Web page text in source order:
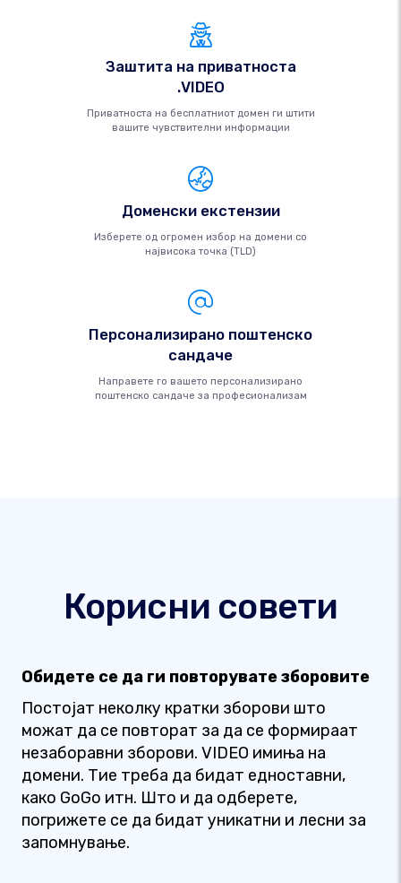
Заштита на приватноста
.VIDEO
Приватноста на бесплатниот домен ги штити
вашите чувствителни информации
Доменски екстензии
Изберете од огромен избор на домени со
највисока точка (TLD)
Персонализирано поштенско
сандаче
Направете го вашето персонализирано
поштенско сандаче за професионализам
Корисни совети
Обидете се да ги повторувате зборовите
Постојат неколку кратки зборови што
можат да се повторат за да се формираат
незаборавни зборови. VIDEO имиња на
домени. Тие треба да бидат едноставни,
како GoGo итн. Што и да одберете,
погрижете се да бидат уникатни и лесни за
запомнување.